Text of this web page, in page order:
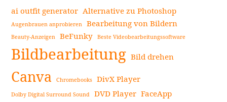
für
Anfänger
weiterlesen
Seitenleiste
ai outfit generator Alternative zu Photoshop
Augenbrauen anprobieren Bearbeitung von Bildern
Beauty-Anzeigen BeFunky Beste Videobearbeitungssoftware
Bildbearbeitung Bild drehen
Canva Chromebooks DivX Player
Dolby Digital Surround Sound DVD Player FaceApp